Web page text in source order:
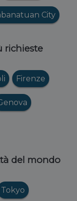
City
richieste
Firenze
del mondo
Tokyo